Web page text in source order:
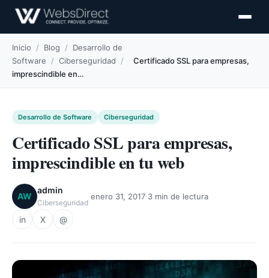
Inicio / Blog /
Desarrollo de
Software
/ Ciberseguridad /
Certificado SSL para empresas,
imprescindible en…
Desarrollo de Software Ciberseguridad
Certificado SSL para empresas,
imprescindible en tu web
AW
admin
Ciberseguridad
enero 31, 2017 3 min de lectura
in X @